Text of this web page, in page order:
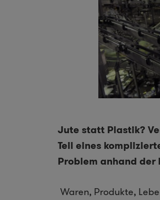
Jute statt Plastik?
Teil eines
Problem anhand
Waren, Produkte,